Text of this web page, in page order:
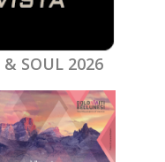
SOUL 2026